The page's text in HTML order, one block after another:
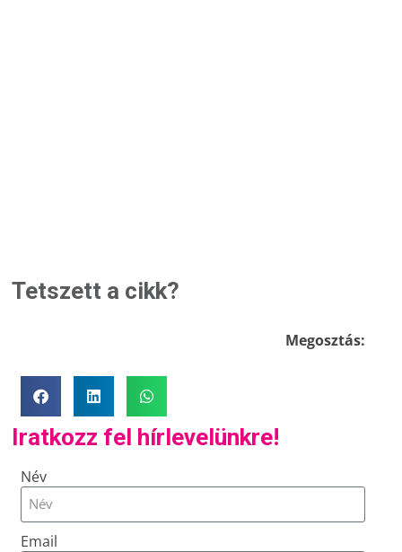
Tetszett a cikk?
Megosztás:
Iratkozz fel hírlevelünkre!
Név
Email